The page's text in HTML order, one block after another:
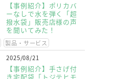
【事例紹介】ポリカバ
ーなしで水を弾く「超
撥水袋」販売店様の声
を聞いてみた！
製品・サービス
2025/08/21
【事例紹介】手さげ付
き宅配袋「トジテヒモ